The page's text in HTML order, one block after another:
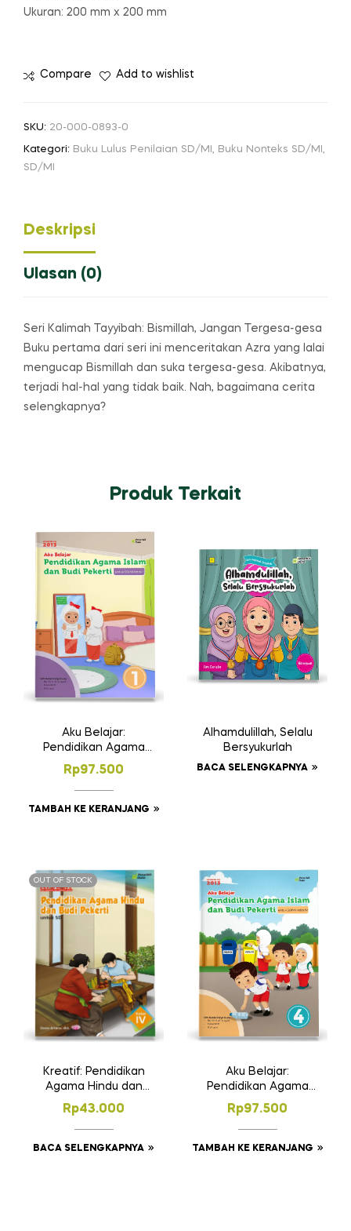
Ukuran: 200 mm x 200 mm
Compare Add to wishlist
SKU: 20-000-0893-0
Kategori: Buku Lulus Penilaian SD/MI , Buku Nonteks SD/MI ,
SD/MI
Deskripsi
Ulasan (0)
Seri Kalimah Tayyibah: Bismillah, Jangan Tergesa-gesa
Buku pertama dari seri ini menceritakan Azra yang lalai
mengucap Bismillah dan suka tergesa-gesa. Akibatnya,
terjadi hal-hal yang tidak baik. Nah, bagaimana cerita
selengkapnya?
Produk Terkait
Aku Belajar:
Pendidikan Agama
Islam dan Budi
Pekerti SD Kelas 1
Rp97.500
TAMBAH KE KERANJANG
Alhamdulillah, Selalu
Bersyukurlah
BACA SELENGKAPNYA
OUT OF STOCK
Kreatif: Pendidikan
Agama Hindu dan
Budi Pekerti untuk SD
Kelas IV
Rp43.000
BACA SELENGKAPNYA
Aku Belajar:
Pendidikan Agama
Islam dan Budi
Pekerti SD Kelas 4
Rp97.500
TAMBAH KE KERANJANG